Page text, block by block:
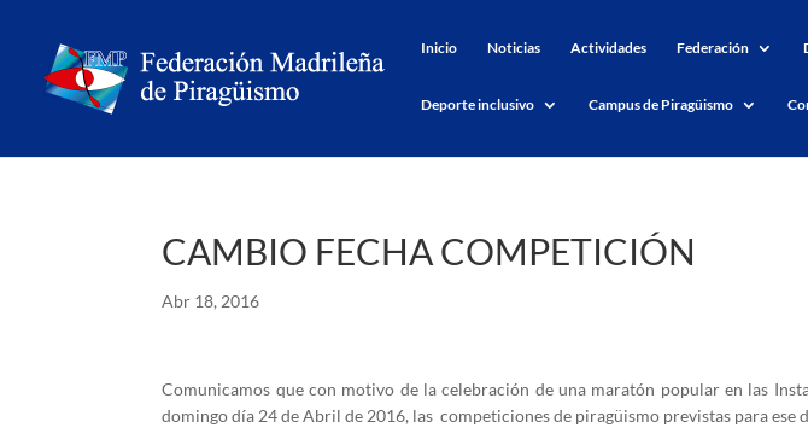
Inicio Noticias Actividades Federación
Deporte inclusivo Campus de Piragüismo
CAMBIO FECHA COMPETICIÓN
Abr 18, 2016
Comunicamos que con motivo de la celebración de una maratón popular en las
domingo día 24 de Abril de 2016, las competiciones de piragüismo previstas para ese